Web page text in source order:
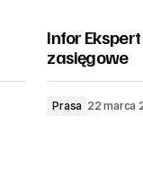
Infor
zasięgowe
Prasa 22 marca